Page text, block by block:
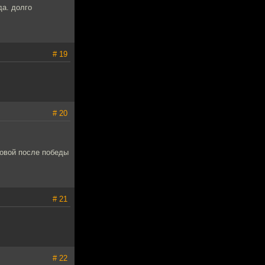
долго
# 19
# 20
после победы
# 21
# 22